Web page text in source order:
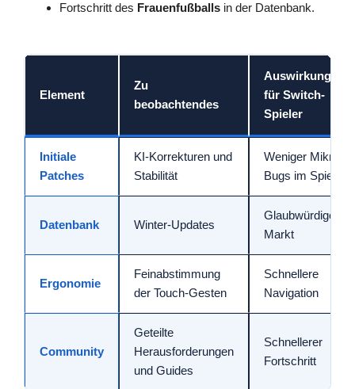
Fortschritt des Frauenfußballs in der Datenbank.
Element
Zu
beobachtendes
Auswirkungen
für Switch-
Spieler
Initiale
Patches
KI-Korrekturen und
Stabilität
Weniger Mikro-
Bugs im Spiel
Datenbank Winter-Updates
Glaubwürdigerer
Markt
Ergonomie
Feinabstimmung
der Touch-Gesten
Schnellere
Navigation
Community
Geteilte
Herausforderungen
und Guides
Schnellerer
Fortschritt